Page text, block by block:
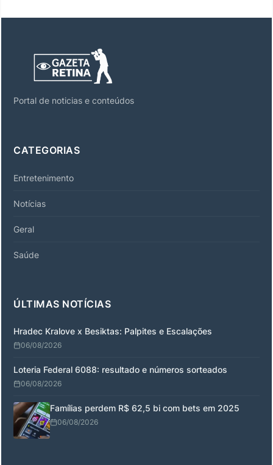
Portal de noticias e conteúdos
CATEGORIAS
Entretenimento
Notícias
Geral
Saúde
ÚLTIMAS NOTÍCIAS
Hradec Kralove x Besiktas: Palpites e Escalações
06/08/2026
Loteria Federal 6088: resultado e números sorteados
06/08/2026
Famílias perdem R$ 62,5 bi com bets em 2025
06/08/2026